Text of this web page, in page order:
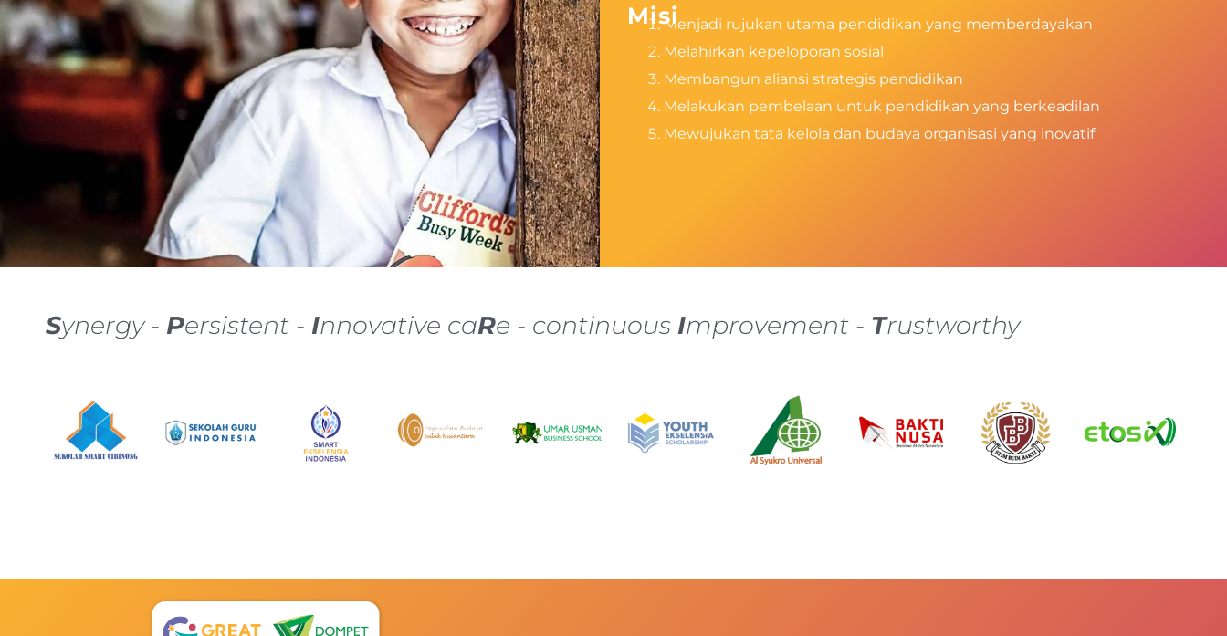
MisiMenjadi rujukan utama pendidikan yang memberdayakan
Melahirkan kepeloporan sosial
Membangun aliansi strategis pendidikan
Melakukan pembelaan untuk pendidikan yang berkeadilan
Mewujukan tata kelola dan budaya organisasi yang inovatif
Synergy - Persistent - Innovative caRe - continuous Improvement - Trustworthy